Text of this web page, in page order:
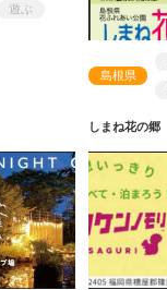
遊ぶ
島根県
しまね花の郷